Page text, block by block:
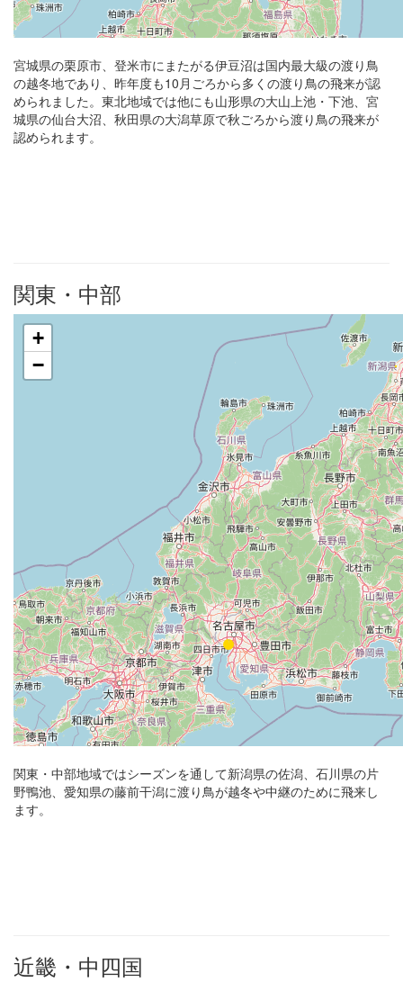
宮城県の栗原市、登米市にまたがる伊豆沼は国内最大級の渡り鳥
の越冬地であり、昨年度も10月ごろから多くの渡り鳥の飛来が認
められました。東北地域では他にも山形県の大山上池・下池、宮
城県の仙台大沼、秋田県の大潟草原で秋ごろから渡り鳥の飛来が
認められます。
関東・中部
+
−
関東・中部地域ではシーズンを通して新潟県の佐潟、石川県の片
野鴨池、愛知県の藤前干潟に渡り鳥が越冬や中継のために飛来し
ます。
近畿・中四国